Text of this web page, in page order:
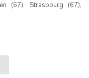
(67), Strasbourg (67),